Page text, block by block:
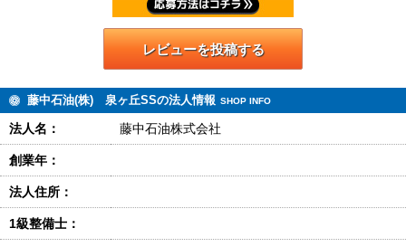
レビューを投稿する
藤中石油(株) 泉ヶ丘SSの法人情報 SHOP INFO
法人名： 藤中石油株式会社
創業年：
法人住所：
1級整備士：